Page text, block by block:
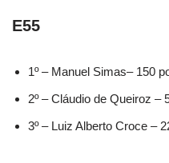
E55
1º – Manuel Simas– 150
2º – Cláudio de Queiroz –
3º – Luiz Alberto Croce –